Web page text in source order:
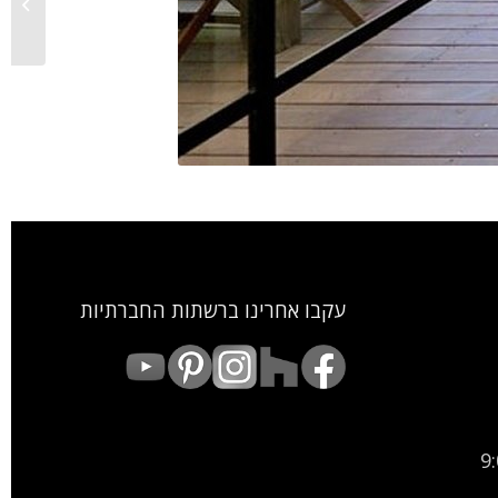
עקבו אחרינו ברשתות החברתיות